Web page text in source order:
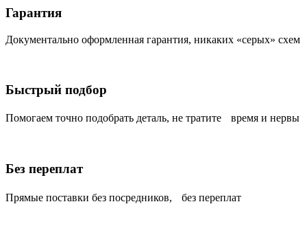
Гарантия
Документально оформленная гарантия, никаких «серых» схем
Быстрый подбор
Помогаем точно подобрать деталь, не тратите время и нервы
Без переплат
Прямые поставки без посредников, без переплат